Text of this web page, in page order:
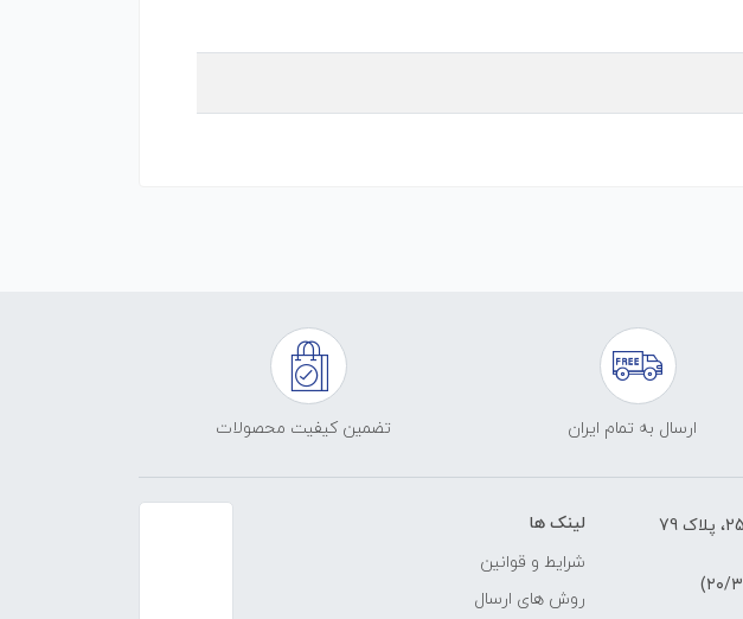
ارسال به تمام ایران تضمین کیفیت محصولات
لینک ها
شرایط و قوانین
روش های ارسال